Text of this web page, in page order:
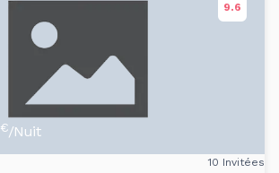
9.6
€/Nuit
10 Invitées